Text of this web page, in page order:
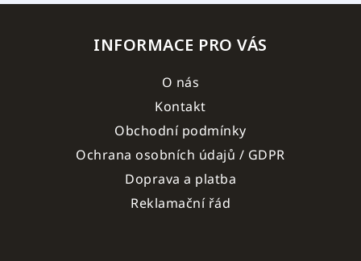
INFORMACE PRO VÁS
O nás
Kontakt
Obchodní podmínky
Ochrana osobních údajů / GDPR
Doprava a platba
Reklamační řád